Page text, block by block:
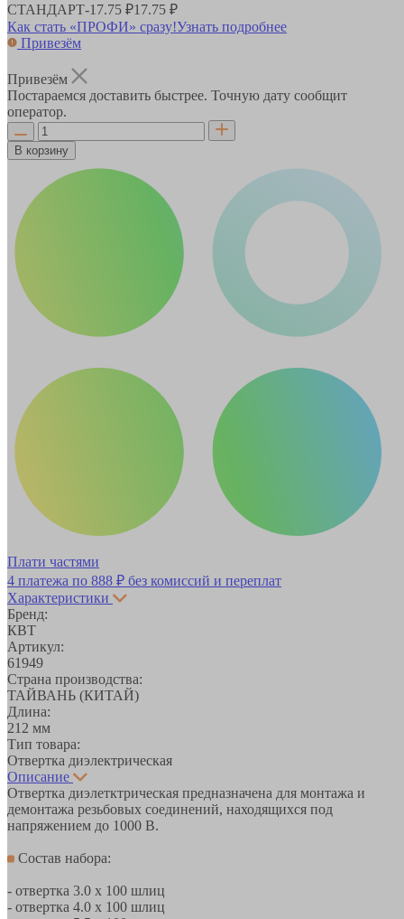
СТАНДАРТ-17.75 ₽17.75 ₽
Как стать «ПРОФИ» сразу!Узнать подробнее
Привезём
Привезём
Постараемся доставить быстрее. Точную дату сообщит
оператор.
В корзину
Плати частями
4 платежа по 888 ₽ без комиссий и переплат
Характеристики
Бренд:
КВТ
Артикул:
61949
Страна производства:
ТАЙВАНЬ (КИТАЙ)
Длина:
212 мм
Тип товара:
Отвертка диэлектрическая
Описание
Отвертка диэлетктрическая предназначена для монтажа и
демонтажа резьбовых соединений, находящихся под
напряжением до 1000 В.
Состав набора:
- отвертка 3.0 х 100 шлиц
- отвертка 4.0 х 100 шлиц